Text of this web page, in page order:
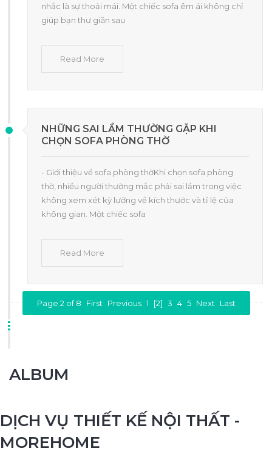
nhắc là sự thoải mái. Một chiếc sofa êm ái không chỉ
giúp bạn thư giãn sau
Read More
NHỮNG SAI LẦM THƯỜNG GẶP KHI
CHỌN SOFA PHÒNG THỜ
- Giới thiệu về sofa phòng thờKhi chọn sofa phòng
thờ, nhiều người thường mắc phải sai lầm trong việc
không xem xét kỹ lưỡng về kích thước và tỉ lệ của
không gian. Một chiếc sofa
Read More
Page 2 of 8 First Previous 1 [2] 3 4 5 Next Last
ALBUM
DỊCH VỤ THIẾT KẾ NỘI THẤT -
MOREHOME